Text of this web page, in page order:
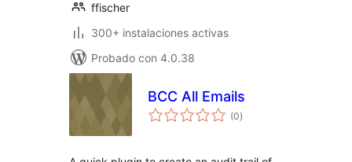
ffischer
300+ instalaciones activas
Probado con 4.0.38
BCC All Emails
(0total
de
)